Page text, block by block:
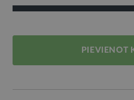
PIEVIENOT